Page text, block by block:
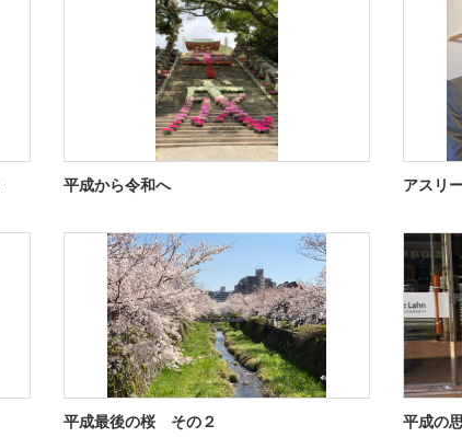
平成から令和へ アスリ
平成最後の桜 その２ 平成の